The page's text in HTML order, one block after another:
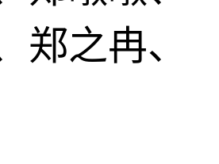
郑之冉、